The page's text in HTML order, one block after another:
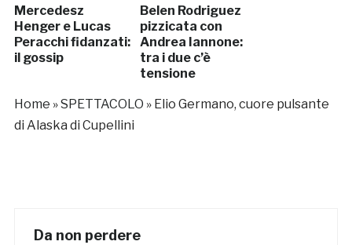
Mercedesz
Henger e Lucas
Peracchi fidanzati:
il gossip
Belen Rodriguez
pizzicata con
Andrea Iannone:
tra i due c’è
tensione
Home »SPETTACOLO » Elio Germano, cuore pulsante
di Alaska di Cupellini
Da non perdere